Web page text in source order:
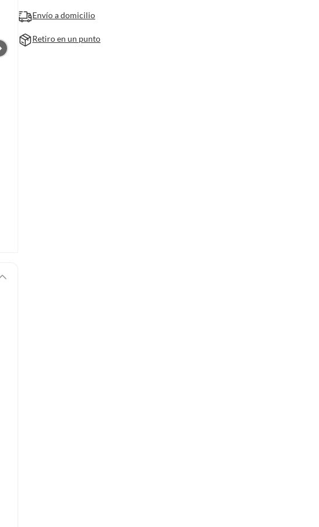
Envío a domicilio
Retiro en un punto